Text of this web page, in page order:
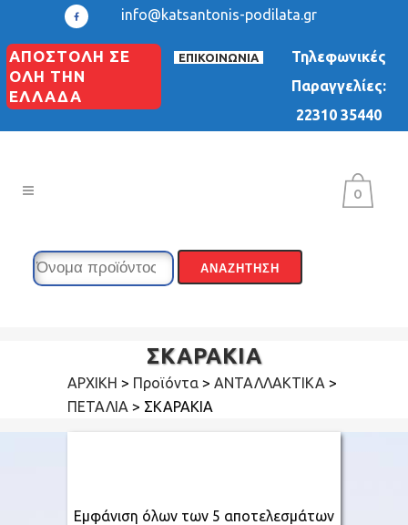
info@katsantonis-podilata.gr
ΑΠΟΣΤΟΛΗ ΣΕ
ΟΛΗ ΤΗΝ
ΕΛΛΑΔΑ
ΕΠΙΚΟΙΝΩΝΙΑ
Τηλεφωνικές
Παραγγελίες:
22310 35440
0
ΣΚΑΡΑΚΙΑ
ΑΡΧΙΚΗ > Προϊόντα > ΑΝΤΑΛΛΑΚΤΙΚΑ >
ΠΕΤΑΛΙΑ > ΣΚΑΡΑΚΙΑ
Εμφάνιση όλων των 5 αποτελεσμάτων